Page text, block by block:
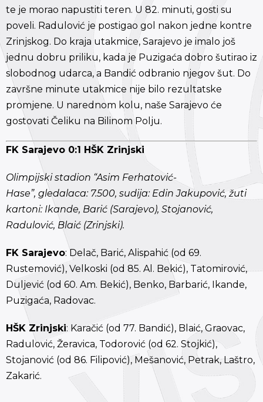
te je morao napustiti teren. U 82. minuti, gosti su
poveli. Radulović je postigao gol nakon jedne kontre
Zrinjskog. Do kraja utakmice, Sarajevo je imalo još
jednu dobru priliku, kada je Puzigaća dobro šutirao iz
slobodnog udarca, a Bandić odbranio njegov šut. Do
završne minute utakmice nije bilo rezultatske
promjene. U narednom kolu, naše Sarajevo će
gostovati Čeliku na Bilinom Polju.
FK Sarajevo 0:1 HŠK Zrinjski
Olimpijski stadion “Asim Ferhatović-
Hase”, gledalaca: 7.500, sudija: Edin Jakupović, žuti
kartoni: Ikande, Barić (Sarajevo), Stojanović,
Radulović, Blaić (Zrinjski).
FK Sarajevo: Delač, Barić, Alispahić (od 69.
Rustemović), Velkoski (od 85. Al. Bekić), Tatomirović,
Duljević (od 60. Am. Bekić), Benko, Barbarić, Ikande,
Puzigaća, Radovac.
HŠK Zrinjski: Karačić (od 77. Bandić), Blaić, Graovac,
Radulović, Žeravica, Todorović (od 62. Stojkić),
Stojanović (od 86. Filipović), Mešanović, Petrak, Laštro,
Zakarić.